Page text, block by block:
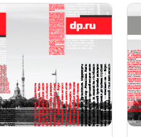
в
придется
тепло. Роста
избежать.